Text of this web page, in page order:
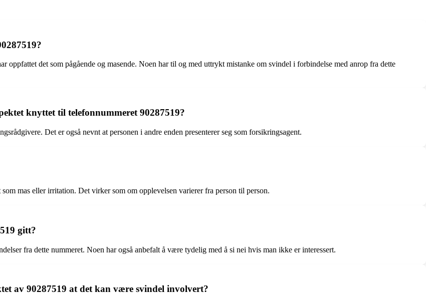
oppfattet det som pågående og masende. Noen har til og med uttrykt mistanke om svindel i forbindelse med anrop fra dette
knyttet til telefonnummeret 90287519?
Det er også nevnt at personen i andre enden presenterer seg som forsikringsagent.
mas eller irritation. Det virker som om opplevelsen varierer fra person til person.
gitt?
fra dette nummeret. Noen har også anbefalt å være tydelig med å si nei hvis man ikke er interessert.
av 90287519 at det kan være svindel involvert?